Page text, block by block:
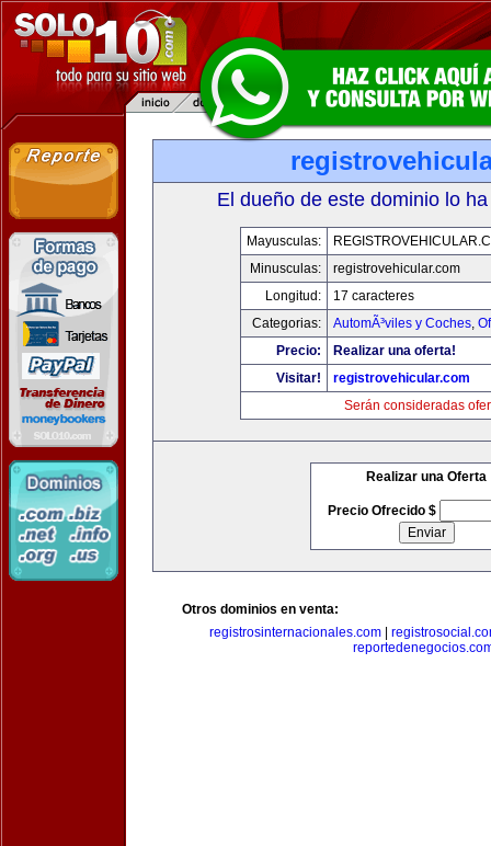
El dueño de este dominio lo
Mayusculas:
Minusculas:
registrovehicular.com
Longitud:
17 caracteres
Categorias:
AutomÃ³viles y Coches,
Precio:
Realizar una oferta!
Visitar!
registrovehicular.com
Serán consideradas
Realizar una Oferta
Precio Ofrecido $
Otros dominios en venta:
registrosinternacionales.com